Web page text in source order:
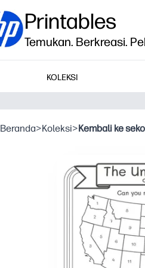
Printables
Temukan. Berkreasi.
KOLEKSI
Beranda>Koleksi>Kembali ke